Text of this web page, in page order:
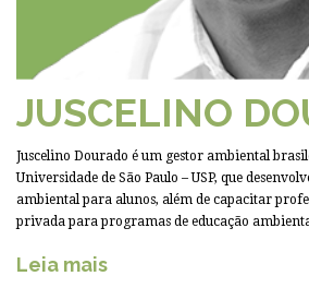
JUSCELINO
Juscelino Dourado é um gestor ambiental
Universidade de São Paulo – USP, que
ambiental para alunos, além de capacitar
privada para programas de educação
Leia mais